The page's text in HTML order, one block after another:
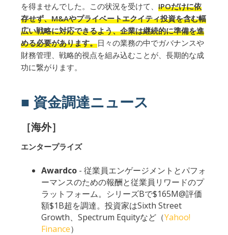
を得ませんでした。この状況を受けて、 IPOだけに依
存せず、M&Aやプライベートエクイティ投資を含む幅
広い戦略に対応できるよう、企業は継続的に準備を進
める必要があります。日々の業務の中でガバナンスや
財務管理、戦略的視点を組み込むことが、長期的な成
功に繋がります。
■ 資金調達ニュース
［海外］
エンタープライズ
Awardco - 従業員エンゲージメントとパフォ
ーマンスのための報酬と従業員リワードのプ
ラットフォーム。シリーズBで$165M@評価
額$1B超を調達。投資家はSixth Street
Growth、Spectrum Equityなど（Yahoo!
Finance）